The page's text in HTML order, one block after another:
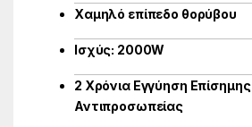
Χαμηλό επίπεδο θορύβου
Ισχύς: 2000W
2 Χρόνια Εγγύηση Επίσημης
Αντιπροσωπείας